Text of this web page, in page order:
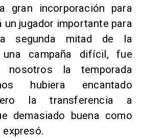
gran incorporación para
un jugador importante para
segunda mitad de la
una campaña difícil, fue
nosotros la temporada
hubiera encantado
la transferencia a
demasiado buena como
expresó.